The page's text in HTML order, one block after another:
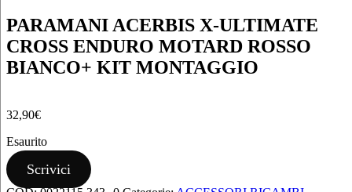
PARAMANI ACERBIS X-ULTIMATE
CROSS ENDURO MOTARD ROSSO
BIANCO+ KIT MONTAGGIO
32,90€
Esaurito
Scrivici